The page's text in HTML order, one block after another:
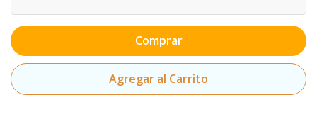
Comprar
Agregar al Carrito